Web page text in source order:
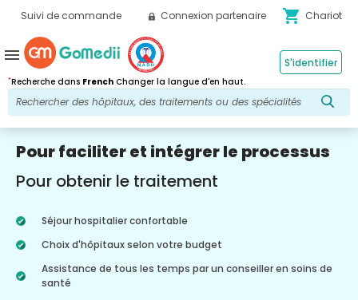
Suivi de commande Connexion partenaire shopping_cart Chariot
*Recherche dans French Changer la langue d'en haut.
S'identifier
menu
Pour faciliter et intégrer le processus
Pour obtenir le traitement
Séjour hospitalier confortable
Choix d'hôpitaux selon votre budget
Assistance de tous les temps par un conseiller en soins de
santé